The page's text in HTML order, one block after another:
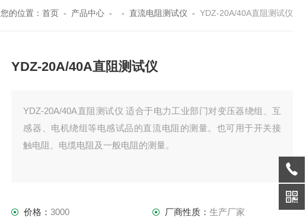
您的位置： 首页 - 产品中心 - - 直流电阻测试仪 - YDZ-20A/40A直阻测试仪
YDZ-20A/40A直阻测试仪
YDZ-20A/40A直阻测试仪 适合于电力工业部门对变压器绕组、互
感器、电机绕组等电感试品的直流电阻的测量。也可用于开关接
触电阻、电缆电阻及一般电阻的测量。
价格：3000 厂商性质： 生产厂家